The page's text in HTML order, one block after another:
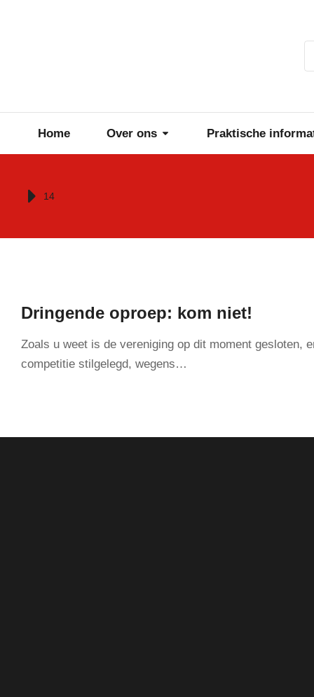
Home Over ons Praktische
Je bent hier:
14
Dringende oproep: kom niet!
Zoals u weet is de vereniging op dit moment gesloten,
competitie stilgelegd, wegens…